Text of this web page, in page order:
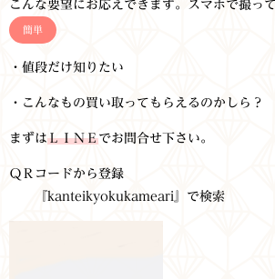
こんな要望にお応えできます。スマホで撮っ
簡単
・値段だけ知りたい
・こんなもの買い取ってもらえるのかしら？
まずはＬＩＮＥでお問合せ下さい。
ＱＲコードから登録
『kanteikyokukameari』で検索